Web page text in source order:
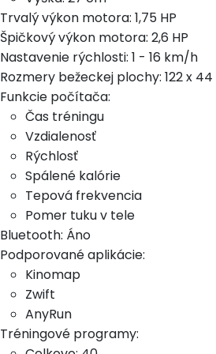
Trvalý výkon motora: 1,75 HP
Špičkový výkon motora: 2,6 HP
Nastavenie rýchlosti: 1 - 16 km/h
Rozmery bežeckej plochy: 122 x
Funkcie počítača:
Čas tréningu
Vzdialenosť
Rýchlosť
Spálené kalórie
Tepová frekvencia
Pomer tuku v tele
Bluetooth: Áno
Podporované aplikácie:
Kinomap
Zwift
AnyRun
Tréningové programy: